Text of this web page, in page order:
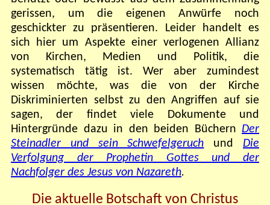
gerissen, um die eigenen Anwürfe noch
geschickter zu präsentieren. Leider handelt es
sich hier um Aspekte einer verlogenen Allianz
von Kirchen, Medien und Politik, die
systematisch tätig ist. Wer aber zumindest
wissen möchte, was die von der Kirche
Diskriminierten selbst zu den Angriffen auf sie
sagen, der findet viele Dokumente und
Hintergründe dazu in den beiden Büchern Der
Steinadler und sein Schwefelgeruch undDie
Verfolgung der Prophetin Gottes und der
Nachfolger des Jesus von Nazareth.
Die aktuelle Botschaft von Christus